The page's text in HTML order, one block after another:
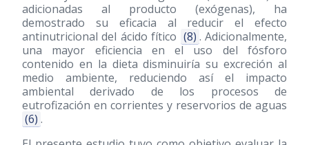
adicionadas al producto (exógenas), ha
demostrado su eficacia al reducir el efecto
antinutricional del ácido fítico (8) . Adicionalmente,
una mayor eficiencia en el uso del fósforo
contenido en la dieta disminuiría su excreción al
medio ambiente, reduciendo así el impacto
ambiental derivado de los procesos de
eutrofización en corrientes y reservorios de aguas
(6) .